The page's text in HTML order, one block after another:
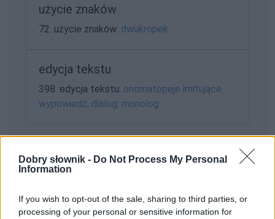
Dobry słownik - Do Not Process My Personal
Information
If you wish to opt-out of the sale, sharing to third parties, or
processing of your personal or sensitive information for
użycie znaków
72. użycie znaków: dwukropek
edycja tekstu
398. edycja tekstu: onomatopeje imitujące
wypowiedź, dialog, monolog
Słownika poprawnej polszczyzny
Cisza przed burzą w oku cyklonu — być w oku
cyklonu